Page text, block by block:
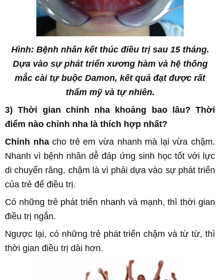
Hình: Bệnh nhân kết thúc điều trị sau 15 tháng.
Dựa vào sự phát triển xương hàm và hệ thống
mắc cài tự buộc Damon, kết quả đạt được rất
thẩm mỹ và tự nhiên.
3) Thời gian chỉnh nha khoảng bao lâu? Thời
điểm nào chỉnh nha là thích hợp nhất?
Chỉnh nhacho trẻ em vừa nhanh mà lại vừa chậm.
Nhanh vì bệnh nhân dễ đáp ứng sinh học tốt với lực
di chuyển răng, chậm là vì phải dựa vào sự phát triển
của trẻ để điều trị.
Có những trẻ phát triển nhanh và mạnh, thì thời gian
điều trị ngắn.
Ngược lại, có những trẻ phát triển chậm và từ từ, thì
thời gian điều trị dài hơn.